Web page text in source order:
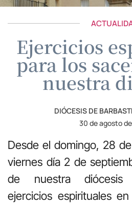
Ejercicios
para los
nuestra
DIÓCESIS DE
30 de agosto
Desde el domingo, 28
viernes día 2 de
de nuestra diócesis
ejercicios espirituales